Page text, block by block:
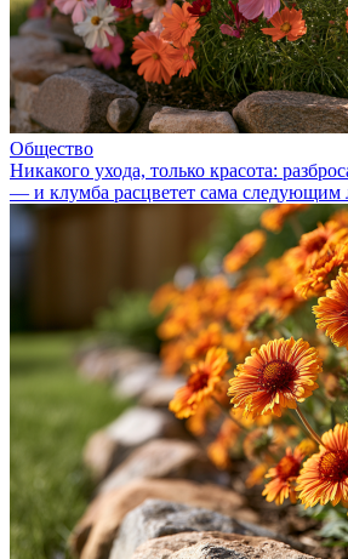
Общество
Никакого ухода, только красота:
— и клумба расцветет сама следующим